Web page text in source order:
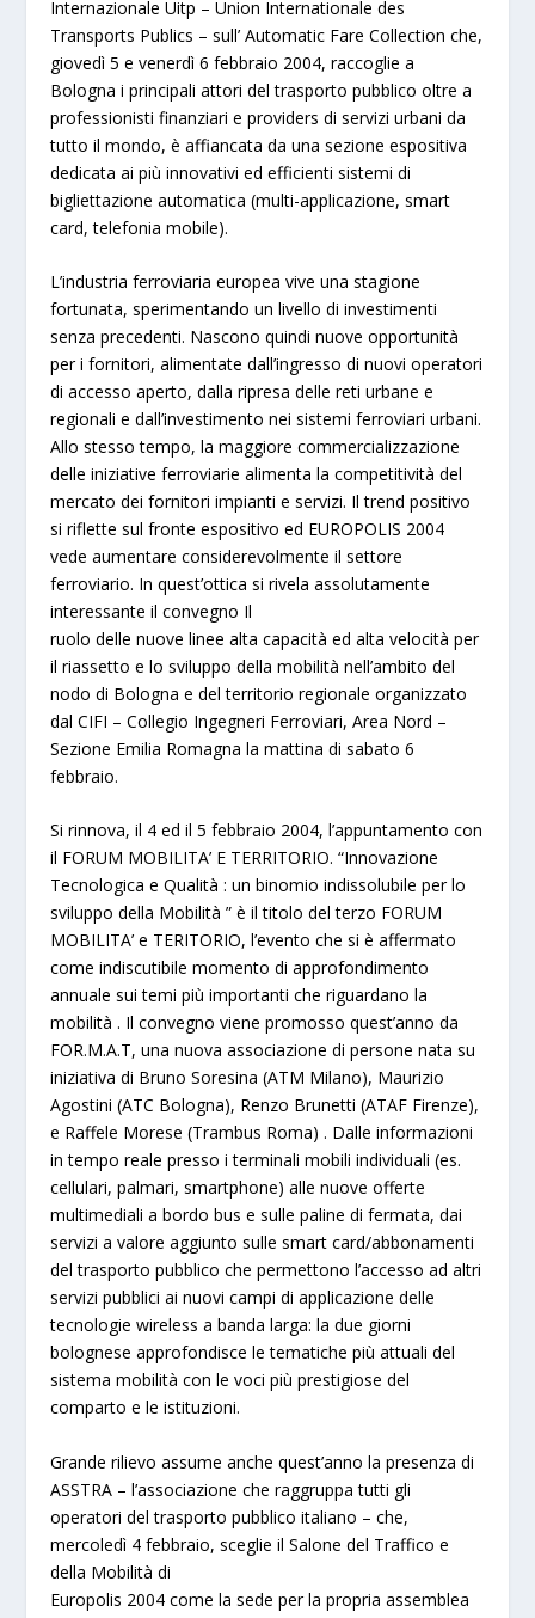
Internazionale Uitp –Union Internationale des
Transports Publics – sull’ Automatic Fare Collection che,
giovedì 5 e venerdì 6 febbraio 2004, raccoglie a
Bologna i principali attori del trasporto pubblico oltre a
professionisti finanziari e providers di servizi urbani da
tutto il mondo, è affiancata da una sezione espositiva
dedicata ai più innovativi ed efficienti sistemi di
bigliettazione automatica (multi-applicazione, smart
card, telefonia mobile).
L’industria ferroviaria europea vive una stagione
fortunata, sperimentando un livello di investimenti
senza precedenti. Nascono quindi nuove opportunità
per i fornitori, alimentate dall’ingresso di nuovi operatori
di accesso aperto, dalla ripresa delle reti urbane e
regionali e dall’investimento nei sistemi ferroviari urbani.
Allo stesso tempo, la maggiore commercializzazione
delle iniziative ferroviarie alimenta la competitività del
mercato dei fornitori impianti e servizi. Il trend positivo
si riflette sul fronte espositivo ed EUROPOLIS 2004
vede aumentare considerevolmente il settore
ferroviario. In quest’ottica si rivela assolutamente
interessante il convegno Il
ruolo delle nuove linee alta capacità ed alta velocità per
il riassetto e lo sviluppo della mobilità nell’ambito del
nodo di Bologna e del territorio regionale organizzato
dalCIFI – Collegio Ingegneri Ferroviari, Area Nord –
Sezione Emilia Romagna la mattina disabato 6
febbraio.
Si rinnova, il 4 ed il 5 febbraio 2004, l’appuntamento con
il FORUM MOBILITA’ E TERRITORIO. “Innovazione
Tecnologica e Qualità : un binomio indissolubile per lo
sviluppo della Mobilità” è il titolo del terzo FORUM
MOBILITA’ e TERITORIO, l’evento che si è affermato
come indiscutibile momento di approfondimento
annuale sui temi più importanti che riguardano la
mobilità . Il convegno viene promosso quest’anno da
FOR.M.A.T, una nuova associazione di persone nata su
iniziativa di Bruno Soresina (ATM Milano), Maurizio
Agostini (ATC Bologna), Renzo Brunetti (ATAF Firenze),
e Raffele Morese (Trambus Roma). Dalle informazioni
in tempo reale presso i terminali mobili individuali (es.
cellulari, palmari, smartphone) alle nuove offerte
multimediali a bordo bus e sulle paline di fermata, dai
servizi a valore aggiunto sulle smart card/abbonamenti
del trasporto pubblico che permettono l’accesso ad altri
servizi pubblici ai nuovi campi di applicazione delle
tecnologie wireless a banda larga: la due giorni
bolognese approfondisce le tematiche più attuali del
sistema mobilità con le voci più prestigiose del
comparto e le istituzioni.
Grande rilievo assume anche quest’anno la presenza di
ASSTRA – l’associazione che raggruppa tutti gli
operatori del trasporto pubblico italiano – che,
mercoledì 4 febbraio, sceglie il Salone del Traffico e
della Mobilità di
Europolis 2004 come la sede per la propria assemblea